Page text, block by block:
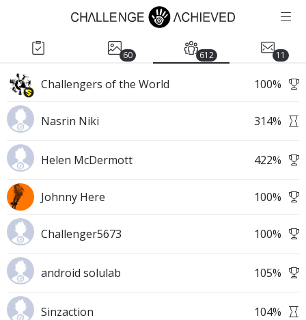
60 612 11
Challengers of the World 100%
Nasrin Niki 314%
Helen McDermott 422%
Johnny Here 100%
Challenger5673 100%
android solulab 105%
Sinzaction 104%